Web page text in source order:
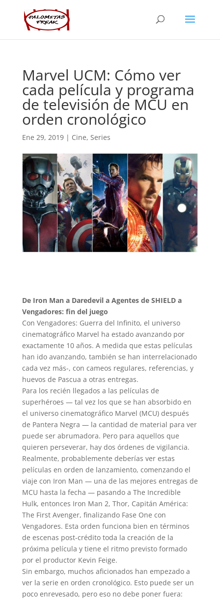
Marvel UCM: Cómo ver
cada película y programa
de televisión de MCU en
orden cronológico
Ene 29, 2019| Cine, Series
De Iron Man a Daredevil a Agentes de SHIELD a
Vengadores: fin del juego
Con Vengadores: Guerra del Infinito, el universo
cinematográfico Marvel ha estado avanzando por
exactamente 10 años. A medida que estas películas
han ido avanzando, también se han interrelacionado
cada vez más-, con cameos regulares, referencias, y
huevos de Pascua a otras entregas.
Para los recién llegados a las películas de
superhéroes — tal vez los que se han absorbido en
el universo cinematográfico Marvel (MCU) después
de Pantera Negra — la cantidad de material para ver
puede ser abrumadora. Pero para aquellos que
quieren perseverar, hay dos órdenes de vigilancia.
Realmente, probablemente deberías ver estas
películas en orden de lanzamiento, comenzando el
viaje con Iron Man — una de las mejores entregas de
MCU hasta la fecha — pasando a The Incredible
Hulk, entonces Iron Man 2, Thor, Capitán América:
The First Avenger, finalizando Fase One con
Vengadores. Esta orden funciona bien en términos
de escenas post-crédito toda la creación de la
próxima película y tiene el ritmo previsto formado
por el productor Kevin Feige.
Sin embargo, muchos aficionados han empezado a
ver la serie en orden cronológico. Esto puede ser un
poco enrevesado, pero eso no debe poner fuera: